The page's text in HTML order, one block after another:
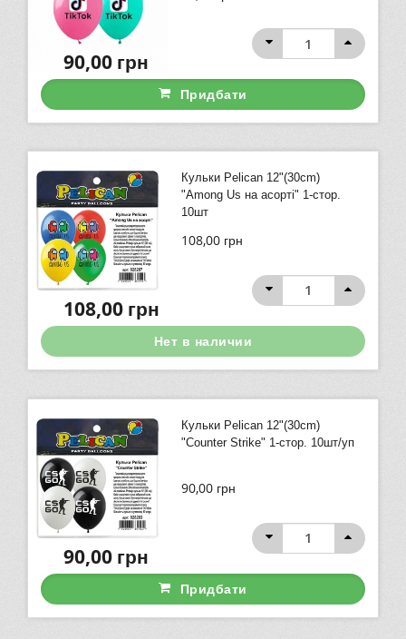
90,00грн
Придбати
Кульки Pelican 12"(30сm)
"Among Us на асорті" 1-стор.
10шт
108,00 грн
108,00грн
Нет в наличии
Кульки Pelican 12"(30сm)
"Counter Strike" 1-стор. 10шт/уп
90,00 грн
90,00грн
Придбати